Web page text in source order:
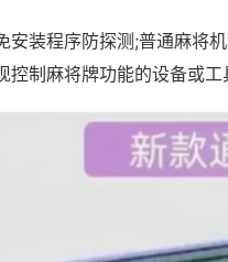
安装程序防探测;普通麻将
控制麻将牌功能的设备或工